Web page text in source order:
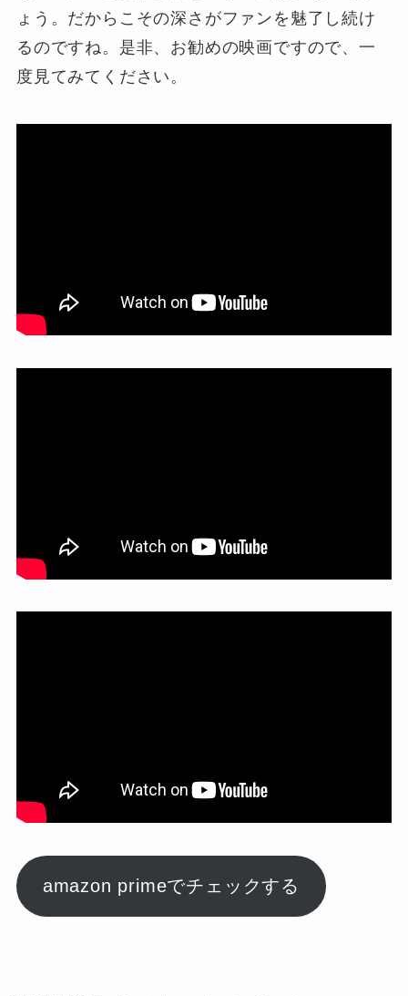
ょう。だからこその深さがファンを魅了し続け
るのですね。 是非、お勧めの映画ですので、一
度見てみてください。
amazon primeでチェックする